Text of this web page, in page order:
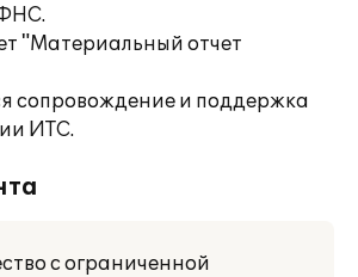
"Материальный отчет
сопровождение и поддержка
ИТС.
с ограниченной